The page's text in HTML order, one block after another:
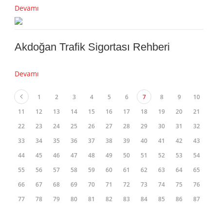
Devamı
Akdoğan Trafik Sigortası Rehberi
Devamı
1 2 3 4 5 6 7 8 9
10
11
12 13 14 15 16 17 18 19 20
21
22
23 24 25 26 27 28 29 30 31
32
33
34 35 36 37 38 39 40 41 42
43
44
45 46 47 48 49 50 51 52 53
54
55
56 57 58 59 60 61 62 63 64
65
66
67 68 69 70 71 72 73 74 75
76
77
78 79 80 81 82 83 84 85 86
87